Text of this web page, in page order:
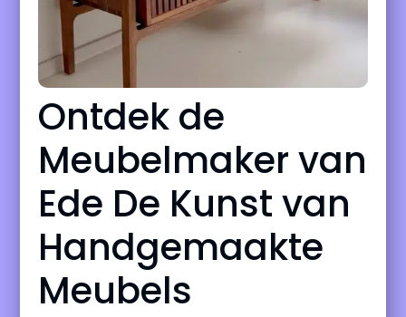
Ontdek de
Meubelmaker van
Ede De Kunst van
Handgemaakte
Meubels